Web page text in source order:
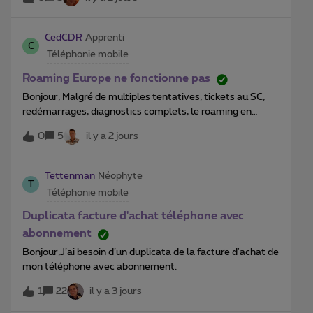
dans son catalogue de smartphone ?realme ou Oppo
Oneplus par exemple?
C
CedCDR Apprenti
Téléphonie mobile
Roaming Europe ne fonctionne pas
Bonjour, Malgré de multiples tentatives, tickets au SC,
redémarrages, diagnostics complets, le roaming en
profil (finit par xx27).Test de la carte SIM sur un autre tel,
résultat. Probablement un ancien blocage toujours actif
que le SC n’arrive pas à réinitialiser.A chaque ticket, une
solution est promise mais sans résultat.Je compte sur
l’équipe Forum pour m’aider à solutionner ce problème
qui traine depuis longtemps.Abo Mobile Flex.Merci à toute
0 5 il y a 2 jours
Tettenman Néophyte
Téléphonie mobile
Duplicata facture d'achat téléphone avec
abonnement
Bonjour,J’ai besoin d’un duplicata de la facture d'achat de
mon téléphone avec abonnement.
1 22 il y a 3 jours